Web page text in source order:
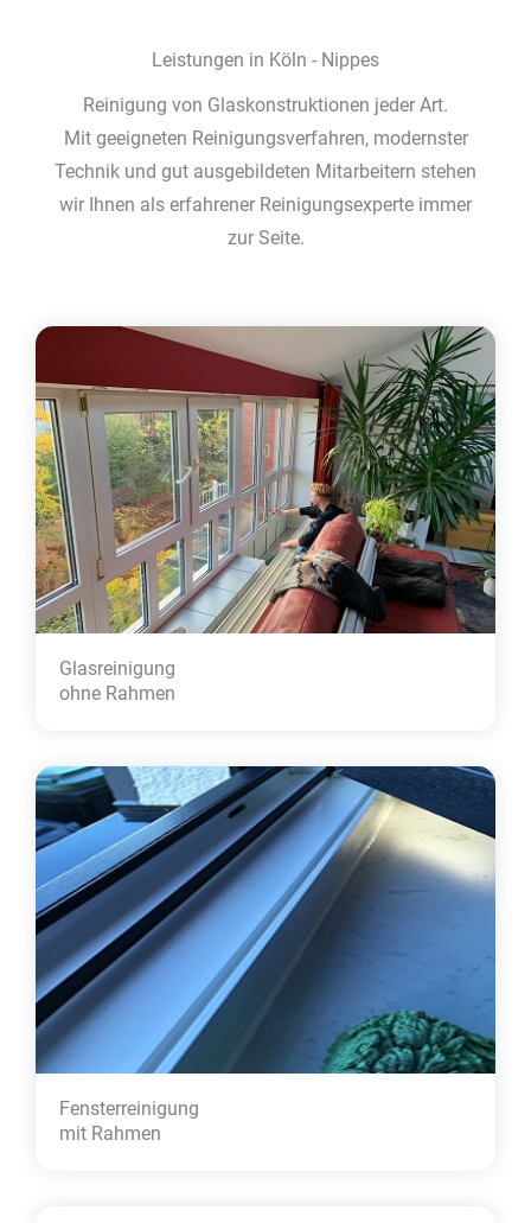
Leistungen in Köln - Nippes
Reinigung von Glaskonstruktionen jeder Art.
Mit geeigneten Reinigungsverfahren, modernster
Technik und gut ausgebildeten Mitarbeitern stehen
wir Ihnen als erfahrener Reinigungsexperte immer
zur Seite.
Glasreinigung
ohne Rahmen
Fensterreinigung
mit Rahmen